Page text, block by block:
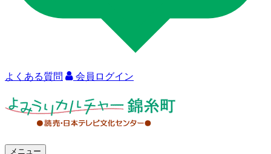
よくある質問 会員ログイン
メニュー